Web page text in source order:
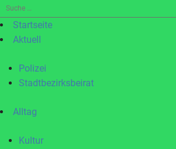
Suche
nach:Startseite
Aktuell
Polizei
Stadtbezirksbeirat
Alltag
Kultur